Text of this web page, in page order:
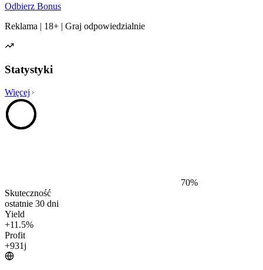
Odbierz Bonus
Reklama | 18+ | Graj odpowiedzialnie
Statystyki
Więcej
70%
Skuteczność
ostatnie 30 dni
Yield
+11.5%
Profit
+931j